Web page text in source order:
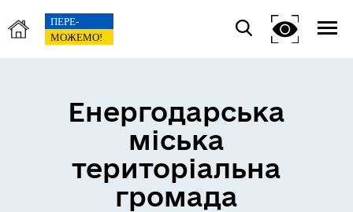
Енергодарська
міська
територіальна
громада